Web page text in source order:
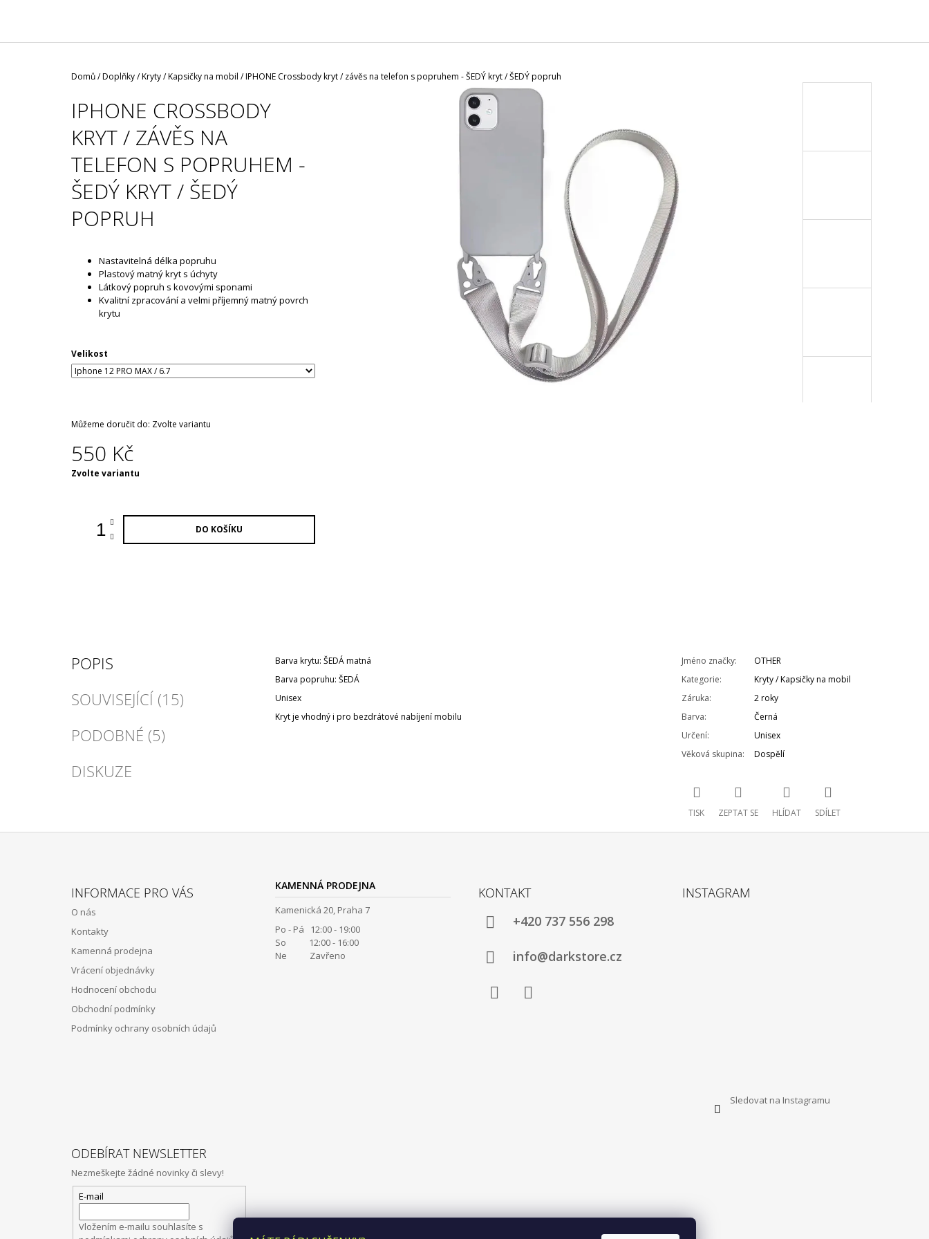
Domů/Doplňky/Kryty / Kapsičky na mobil /IPHONE Crossbody kryt / závěs na telefon s popruhem - ŠEDÝ kryt / ŠEDÝ popruh
IPHONE CROSSBODY
KRYT / ZÁVĚS NA
TELEFON S POPRUHEM -
ŠEDÝ KRYT / ŠEDÝ
POPRUH
Nastavitelná délka popruhu
Plastový matný kryt s úchyty
Látkový popruh s kovovými sponami
Kvalitní zpracování a velmi příjemný matný povrch
krytu
Velikost
Můžeme doručit do: Zvolte variantu
550 Kč
Měrná
Zvolte variantu
DO KOŠÍKU
POPIS
SOUVISEJÍCÍ (15)
PODOBNÉ (5)
DISKUZE
Barva krytu: ŠEDÁ matná
Barva popruhu: ŠEDÁ
Unisex
Kryt je vhodný i pro bezdrátové nabíjení mobilu
Jméno značky:
OTHER
Kategorie:
Kryty / Kapsičky na mobil
Záruka:
2 roky
Barva:
Černá
Určení:
Unisex
Věková skupina: Dospělí
TISK ZEPTAT SE HLÍDAT SDÍLET
INFORMACE PRO VÁS
O nás
Kontakty
Kamenná prodejna
Vrácení objednávky
Hodnocení obchodu
Obchodní podmínky
Podmínky ochrany osobních údajů
KAMENNÁ PRODEJNA
Kamenická 20, Praha 7
Po - Pá 12:00 - 19:00
So 12:00 - 16:00
Ne Zavřeno
KONTAKT
+420 737 556 298
info@darkstore.cz
INSTAGRAM
Sledovat na Instagramu
ODEBÍRAT NEWSLETTER
Nezmeškejte žádné novinky či slevy!
E-mail
Vložením e-mailu souhlasíte s